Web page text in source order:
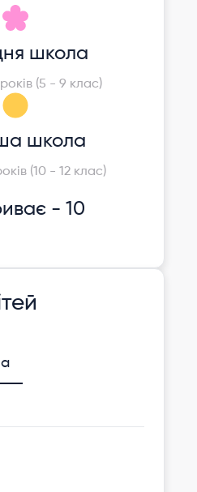
школа
(5 - 9 клас)
школа
(10 - 12 клас)
- 10